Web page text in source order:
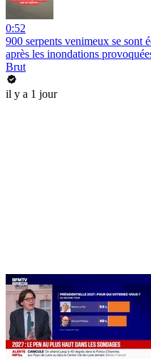
0:52
900 serpents venimeux se sont
après les inondations
Brut
il y a 1 jour